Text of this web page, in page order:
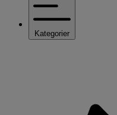
Kategorier